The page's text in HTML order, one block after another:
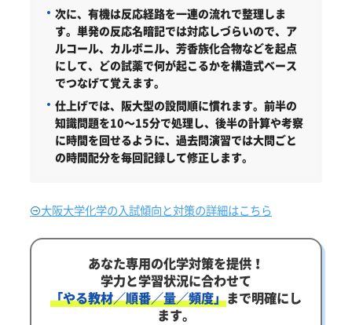
次に、有機は反応経路を一連の流れで整理しま
す。単発の反応名暗記では対応しづらいので、ア
ルコール、カルボニル、芳香族化合物などを起点
にして、どの試薬で何が起こるかを構造式ベース
でつなげて覚えます。
仕上げでは、阪大型の設問順に慣れます。前半の
知識問題を10～15分で処理し、後半の計算や考察
に時間を回せるように、過去問演習では大問ごと
の時間配分を毎回記録して修正します。
大阪大学化学の入試傾向と対策の詳細はこちら
あなた専用の化学対策を提供！
学力と学習状況に合わせて
「やる教材／順番／量／頻度」まで明確にし
ます。